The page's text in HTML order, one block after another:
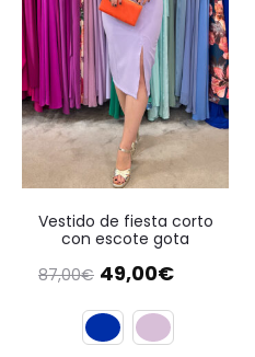
Vestido de fiesta corto
con escote gota
87,00€ El
original
era:
49,00€El
actual
es: